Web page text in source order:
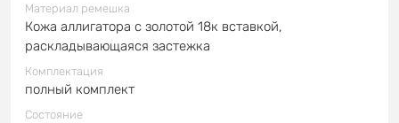
Материал ремешка
Кожа аллигатора с золотой 18к вставкой,
раскладывающаяся застежка
Комплектация
полный комплект
Состояние